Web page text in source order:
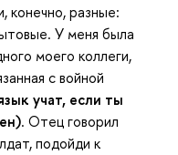
конечно, разные:
У меня была
моего коллеги,
с войной
учат, если ты
. Отец говорил
подойди к